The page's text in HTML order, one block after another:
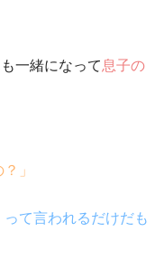
一緒になって息子の
」
って言われるだけだも